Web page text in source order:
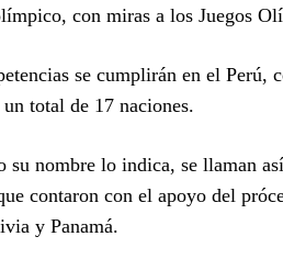
con miras a los Juegos
se cumplirán en el
total de 17 naciones.
su nombre lo indica, se llaman
contaron con el apoyo del
y Panamá.